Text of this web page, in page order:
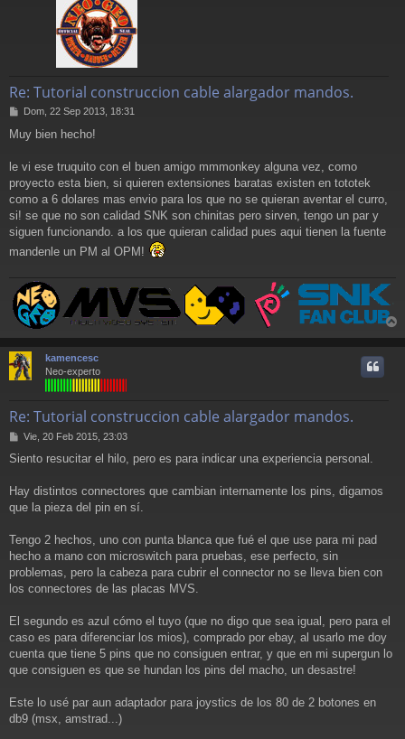
Re: Tutorial construccion cable alargador mandos.
M
n
a
j
Dom, 22 Sep 2013, 18:31
Muy bien hecho!
le vi ese truquito con el buen amigo mmmonkey alguna vez, como
proyecto esta bien, si quieren extensiones baratas existen en tototek
como a 6 dolares mas envio para los que no se quieran aventar el curro,
si! se que no son calidad SNK son chinitas pero sirven, tengo un par y
siguen funcionando. a los que quieran calidad pues aqui tienen la fuente
mandenle un PM al OPM!
r
kamencesc
Neo-experto
Re: Tutorial construccion cable alargador mandos.
M
n
a
j
Vie, 20 Feb 2015, 23:03
Siento resucitar el hilo, pero es para indicar una experiencia personal.
Hay distintos connectores que cambian internamente los pins, digamos
que la pieza del pin en sí.
Tengo 2 hechos, uno con punta blanca que fué el que use para mi pad
hecho a mano con microswitch para pruebas, ese perfecto, sin
problemas, pero la cabeza para cubrir el connector no se lleva bien con
los connectores de las placas MVS.
El segundo es azul cómo el tuyo (que no digo que sea igual, pero para el
caso es para diferenciar los mios), comprado por ebay, al usarlo me doy
cuenta que tiene 5 pins que no consiguen entrar, y que en mi supergun lo
que consiguen es que se hundan los pins del macho, un desastre!
Este lo usé par aun adaptador para joystics de los 80 de 2 botones en
db9 (msx, amstrad...)